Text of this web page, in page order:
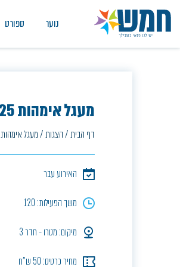
נוער ספורט
מעגל אימהות 25.2.25
דף הבית/הצגות/מעגל אימהות 25.2.25
האירוע עבר
משך הפעילות: 120
מיקום: מטרו - חדר 3
מחיר כרטיס: 50 ש"ח